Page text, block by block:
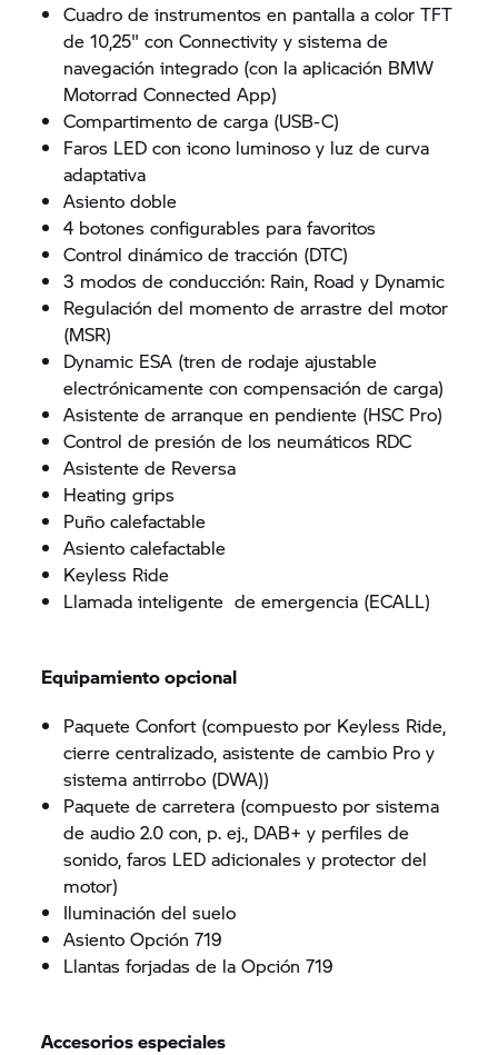
Cuadro de instrumentos en pantalla a color TFT
de 10,25" con Connectivity y sistema de
navegación integrado (con la aplicación BMW
Motorrad Connected App)
Compartimento de carga (USB-C)
Faros LED con icono luminoso y luz de curva
adaptativa
Asiento doble
4 botones configurables para favoritos
Control dinámico de tracción (DTC)
3 modos de conducción: Rain, Road y Dynamic
Regulación del momento de arrastre del motor
(MSR)
Dynamic ESA (tren de rodaje ajustable
electrónicamente con compensación de carga)
Asistente de arranque en pendiente (HSC Pro)
Control de presión de los neumáticos RDC
Asistente de Reversa
Heating grips
Puño calefactable
Asiento calefactable
Keyless Ride
Llamada inteligente de emergencia (ECALL)
Equipamiento opcional
Paquete Confort (compuesto por Keyless Ride,
cierre centralizado, asistente de cambio Pro y
sistema antirrobo (DWA))
Paquete de carretera (compuesto por sistema
de audio 2.0 con, p. ej., DAB+ y perfiles de
sonido, faros LED adicionales y protector del
motor)
Iluminación del suelo
Asiento Opción 719
Llantas forjadas de la Opción 719
Accesorios especiales